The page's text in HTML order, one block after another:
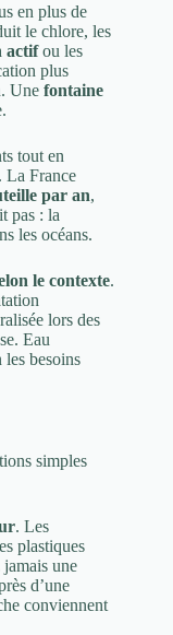
en plus de
le chlore, les
actifou les
plus
Une fontaine
tout en
La France
par an,
pas : la
les océans.
le contexte.
lors des
Eau
les besoins
simples
. Les
plastiques
une
d’une
conviennent